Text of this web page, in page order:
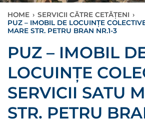
HOME › SERVICII CĂTRE CETĂȚENI ›
PUZ – IMOBIL DE LOCUINȚE
MARE STR. PETRU BRAN NR.1-3
PUZ – IMOBIL
LOCUINȚE
SERVICII SATU
STR. PETRU